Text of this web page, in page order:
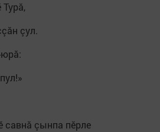
çул.
савнă çынпа пӗрле